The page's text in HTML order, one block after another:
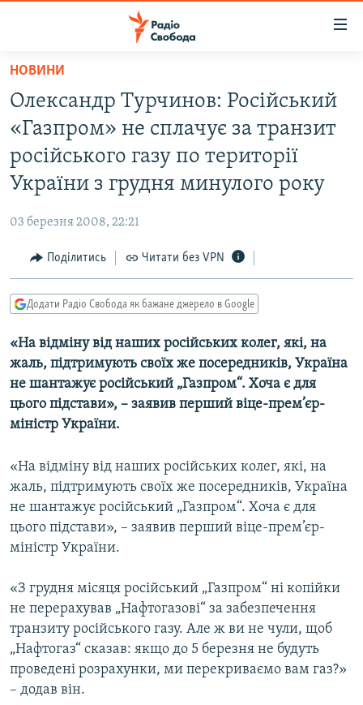
Перейти
основного
матеріалу
Перейти
до
основної
Перейти
пошуку
ВСЕ ЗА ДОБУ
СТАТТІ
ПОЛІТИКА
СУСПІЛЬСТВО
КУЛЬТУРА
СПОРТ
СВІТ
ВІЙНА
ДОНБАС.РЕАЛІЇ
КРИМ.РЕАЛІЇ
ТИ ЯК?
КИТАЙ.ВИКЛИКИ
МУЛЬТИМЕДІА
ФОТО
СПЕЦПРОЄКТИ
ПОДКАСТИ
КРИМ РЕАЛІЇ
РУС
КТАТ
ДОЛУЧАЙСЯ!
НОВИНИ
Олександр Турчинов: Російський
«Газпром» не сплачує за транзит
російського газу по території
України з грудня минулого року
03 березня 2008, 22:21
Поділитись Читати без VPN
Додати Радіо Свобода як бажане джерело в Google
«На відміну від наших російських колег, які, на
жаль, підтримують своїх же посередників, Україна
не шантажує російський „Газпром“. Хоча є для
цього підстави», – заявив перший віце-прем’єр-
міністр України.
«На відміну від наших російських колег, які, на
жаль, підтримують своїх же посередників, Україна
не шантажує російський „Газпром“. Хоча є для
цього підстави», – заявив перший віце-прем’єр-
міністр України.
«З грудня місяця російський „Газпром“ ні копійки
не перерахував „Нафтогазові“ за забезпечення
транзиту російського газу. Але ж ви не чули, щоб
„Нафтогаз“ сказав: якщо до 5 березня не будуть
проведені розрахунки, ми перекриваємо вам газ?»
– додав він.